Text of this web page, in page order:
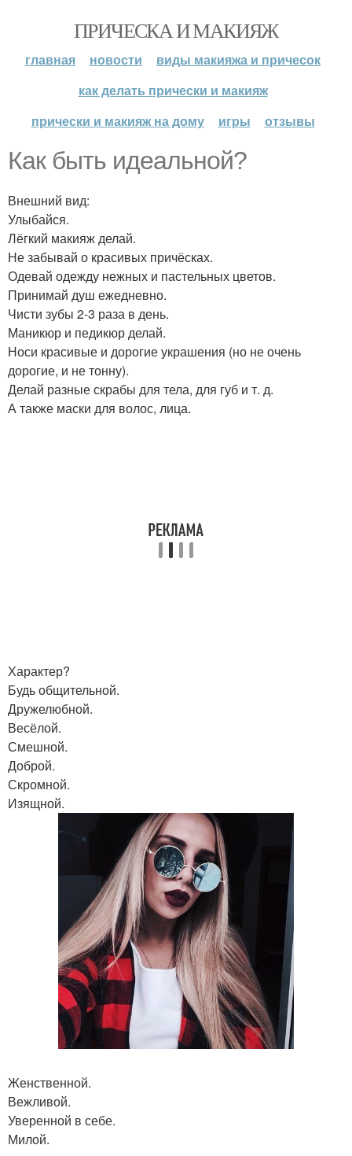
ПРИЧЕСКА И МАКИЯЖ
главная новости
виды макияжа и причесок
как делать прически и макияж
прически и макияж на дому
игры отзывы
Как быть идеальной?
Внешний вид:
Улыбайся.
Лёгкий макияж делай.
Не забывай о красивых причёсках.
Одевай одежду нежных и пастельных цветов.
Принимай душ ежедневно.
Чисти зубы 2-3 раза в день.
Маникюр и педикюр делай.
Носи красивые и дорогие украшения (но не очень
дорогие, и не тонну).
Делай разные скрабы для тела, для губ и т. д.
А также маски для волос, лица.
Характер?
Будь общительной.
Дружелюбной.
Весёлой.
Смешной.
Доброй.
Скромной.
Изящной.
Женственной.
Вежливой.
Уверенной в себе.
Милой.